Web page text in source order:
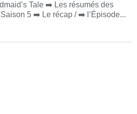
Tale ➡️ Les résumés des
5 ➡️ Le récap / ➡️ l’Épisode...